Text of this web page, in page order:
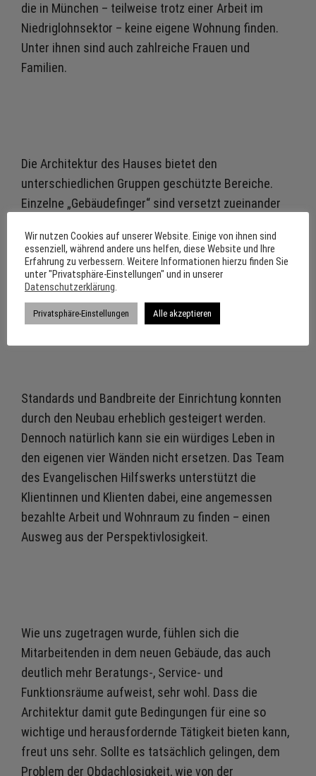
die in München – teilweise trotz einer Arbeit im
Niedriglohnsektor – keine eigene Wohnung finden.
Unter ihnen sind auch zahlreiche Frauen und
Familien.
Die Architektur des Hauses bietet den
unterschiedlichen Gruppen geschützte Bereiche.
Einzelne „Gebäudefinger“ sind versetzt zueinander
Mit dieser Gebäudestruktur entstehen attraktive
Höfe als zusätzliche geschützte
Aufenthaltsbereiche für Männer, Frauen und
Familien.
Standards und Bandbreite der Einrichtung konnten
durch den Neubau erheblich gesteigert werden.
Dennoch natürlich kann sie ein würdiges Leben in
den eigenen vier Wänden nicht ersetzen. Das Team
des Evangelischen Hilfswerks unterstützt die
Klientinnen und Klienten dabei, eine angemessen
bezahlte Arbeit und Wohnraum zu finden – einen
Ausweg aus der Perspektivlosigkeit.
Wie uns zugetragen wurde, fühlen sich die
Mitarbeitenden in dem neuen Gebäude, das auch
deutlich mehr Beratungs-, Service- und
Funktionsräume aufweist, sehr wohl. Dass die
Architektur damit gute Bedingungen für eine so
wichtige und herausfordernde Tätigkeit bieten kann,
freut uns sehr. Sollte es tatsächlich gelingen, dem
Problem der Obdachlosigkeit, wie von der
Wir nutzen Cookies auf unserer Website. Einige von ihnen sind
essenziell, während andere uns helfen, diese Website und Ihre
Erfahrung zu verbessern. Weitere Informationen hierzu finden Sie
unter "Privatsphäre-Einstellungen" und in unserer
Datenschutzerklärung
Privatsphäre-Einstellungen Alle akzeptieren